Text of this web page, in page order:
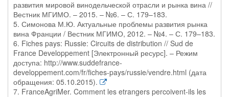
развития мировой винодельческой отрасли и рынка вина //
Вестник МГИМО. – 2015. – №6. – С. 179–183.
5. Симонова М.Ю. Актуальные проблемы развития рынка
вина Франции / Вестник МГИМО, 2012. – №4. – С. 179–183.
6. Fiches pays: Russie: Circuits de distribution // Sud de
France Developpement [Электронный ресурс]. – Режим
доступа: http://www.suddefrance-
developpement.com/fr/fiches-pays/russie/vendre.html (дата
обращения: 05.10.2015).
7. FranceAgriMer. Comment les etrangers percoivent-ils les